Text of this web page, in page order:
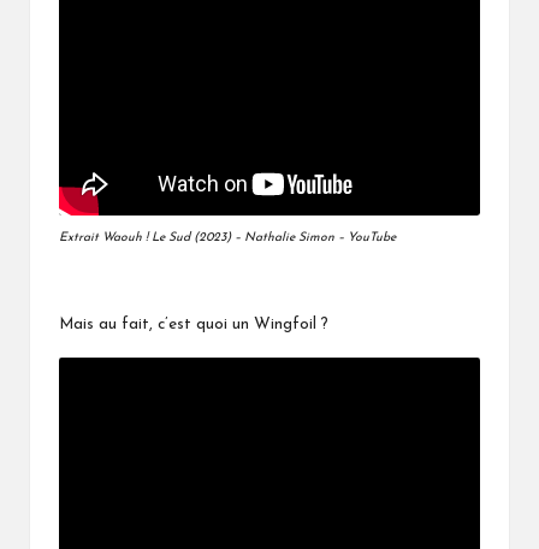
Extrait Waouh ! Le Sud (2023) – Nathalie Simon – YouTube
Mais au fait, c’est quoi un Wingfoil ?